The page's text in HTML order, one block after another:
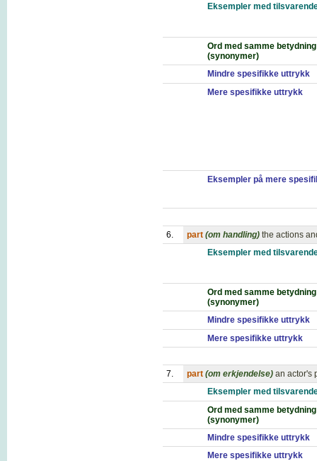
Eksempler med
Ord med samme betydning
(synonymer)
Mindre spesifikke uttrykk
Mere spesifikke uttrykk
Eksempler på mere
6. part (om handling) the actions
Eksempler med
Ord med samme betydning
(synonymer)
Mindre spesifikke uttrykk
Mere spesifikke uttrykk
7. part (om erkjendelse) an actor's
Eksempler med
Ord med samme betydning
(synonymer)
Mindre spesifikke uttrykk
Mere spesifikke uttrykk